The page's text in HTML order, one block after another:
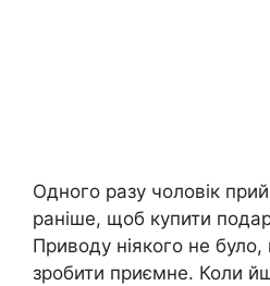
Одного разу чоловік
раніше, щоб купити
Приводу ніякого не було,
зробити приємне. Коли